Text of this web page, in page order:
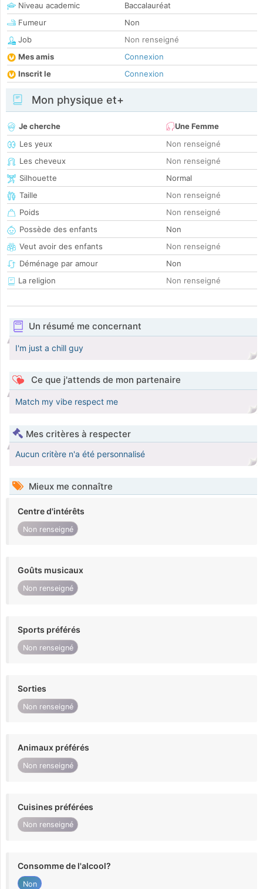
Niveau academic
Baccalauréat
Fumeur
Non
Job
Non renseigné
Mes amis
Connexion
Inscrit le
Connexion
Mon physique et+
Je cherche
Une Femme
Les yeux
Non renseigné
Les cheveux
Non renseigné
Silhouette
Normal
Taille
Non renseigné
Poids
Non renseigné
Possède des enfants
Non
Veut avoir des enfants
Non renseigné
Déménage par amour
Non
La religion
Non renseigné
Un résumé me concernant
I'm just a chill guy
Ce que j'attends de mon partenaire
Match my vibe respect me
Mes critères à respecter
Aucun critère n'a été personnalisé
Mieux me connaître
Centre d'intérêts
Non renseigné
Goûts musicaux
Non renseigné
Sports préférés
Non renseigné
Sorties
Non renseigné
Animaux préférés
Non renseigné
Cuisines préférées
Non renseigné
Consomme de l'alcool?
Non